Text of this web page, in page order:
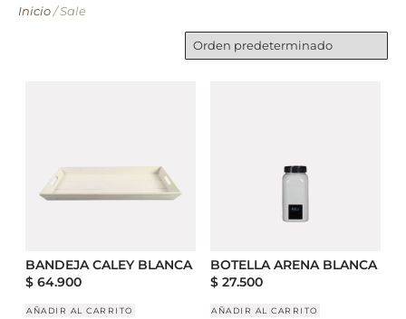
Inicio/ Sale
BANDEJA CALEY BLANCA
$ 64.900
AÑADIR AL CARRITO
BOTELLA ARENA BLANCA
$ 27.500
AÑADIR AL CARRITO